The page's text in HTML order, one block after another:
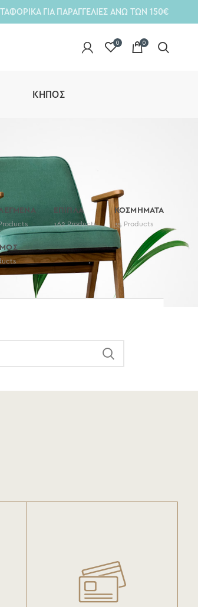
ΓΙΑ ΠΑΡΑΓΓΕΛΙΕΣ ΑΝΩ ΤΩΝ 150€
0 0
ΚΉΠΟΣ
ΕΠΙΠΛΑ
162 Products
ΚΟΣΜΗΜΑΤΑ
35 Products